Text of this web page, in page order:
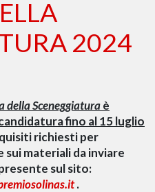
2024
della Sceneggiaturaè
fino al 15 luglio
richiesti per
sui materiali da inviare
sul sito:
.